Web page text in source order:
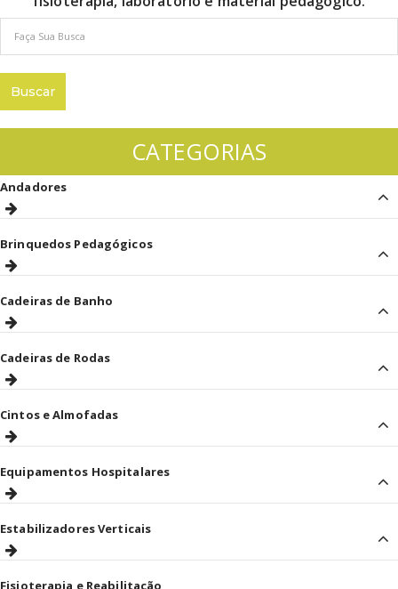
CATEGORIAS
Andadores
Brinquedos Pedagógicos
Cadeiras de Banho
Cadeiras de Rodas
Cintos e Almofadas
Equipamentos Hospitalares
Estabilizadores Verticais
Fisioterapia e Reabilitação